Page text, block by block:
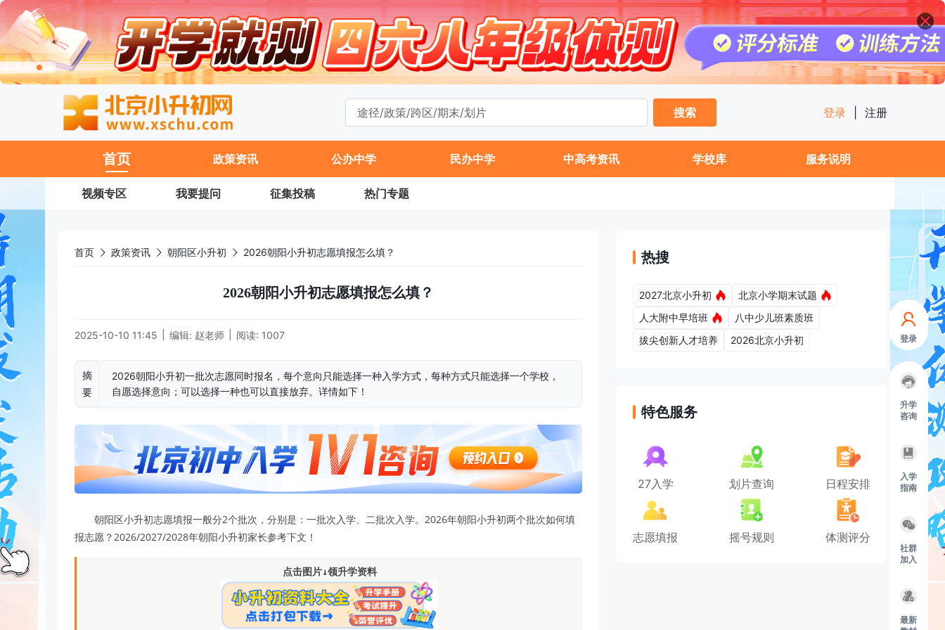
登录
升学
咨询
入学
指南
社群
加入
最新
搜索
登录 注册
首页 政策资讯 公办中学 民办中学 中高考资讯 学校库 服务说明
视频专区 我要提问 征集投稿 热门专题
首页 政策资讯 朝阳区小升初 2026朝阳小升初志愿填报怎么填？
2026朝阳小升初志愿填报怎么填？
2025-10-10 11:45 编辑: 赵老师 阅读: 1007
摘
要
2026朝阳小升初一批次志愿同时报名，每个意向只能选择一种入学方式，每种方式只能选择一个学校，
自愿选择意向；可以选择一种也可以直接放弃。详情如下！
朝阳区小升初志愿填报一般分2个批次，分别是：一批次入学、二批次入学。2026年朝阳小升初两个批次如何填
报志愿？2026/2027/2028年朝阳小升初家长参考下文！
点击图片↓领升学资料
热搜
2027北京小升初
北京小学期末试题
人大附中早培班
八中少儿班素质班
拔尖创新人才培养
2026北京小升初
特色服务
27入学 划片查询 日程安排
志愿填报 摇号规则 体测评分